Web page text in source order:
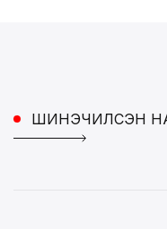
ШИНЭЧИЛСЭН